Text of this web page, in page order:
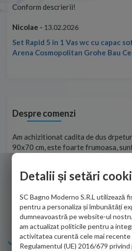
Conform descrierii!
Nicolae - 13.02.2026
Set Rapid 5 in 1 Vas wc cu capac
Arena Cosmopolitan Grohe Bau
Despre comenzi
Am achizitionat cadita de dus
90x70 cm, este foarte frumoasa,
de personalul firmei dvs. cu care am
adus coletul in siguranta.Numai bine,
Sofrone Viviana -28.07.2026
Info Bagno
Detalii și setări
SC Bagno Moderno S.R.L utilizează
pentru a personaliza și îmbunătăți
dumneavoastră pe website-ul
am actualizat politicile pentru a
activitatea curentă cele mai
Regulamentul (UE) 2016/679